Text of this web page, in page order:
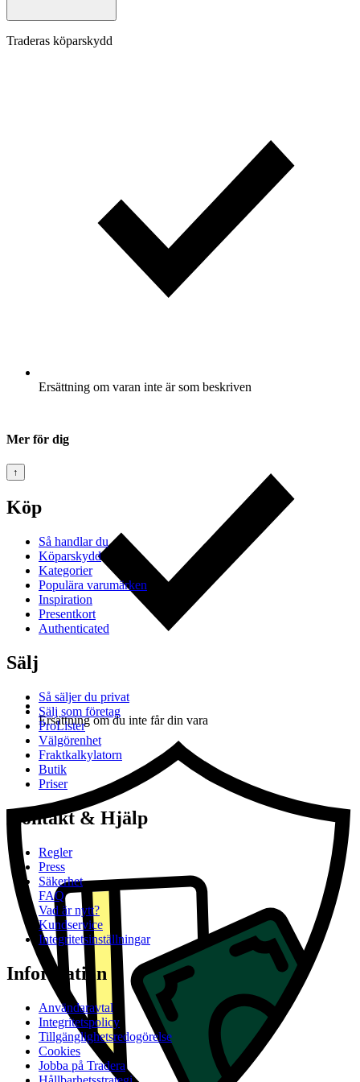
Traderas köparskydd
Ersättning om varan inte är som beskriven
Ersättning om du inte får din vara
Mer för dig
↑
Köp
Så handlar du
Köparskydd
Kategorier
Populära varumärken
Inspiration
Presentkort
Authenticated
Sälj
Så säljer du privat
Sälj som företag
ProLister
Välgörenhet
Fraktkalkylatorn
Butik
Priser
Kontakt & Hjälp
Regler
Press
Säkerhet
FAQ
Vad är nytt?
Kundservice
Integritetsinställningar
Information
Användaravtal
Integritetspolicy
Tillgänglighetsredogörelse
Cookies
Jobba på Tradera